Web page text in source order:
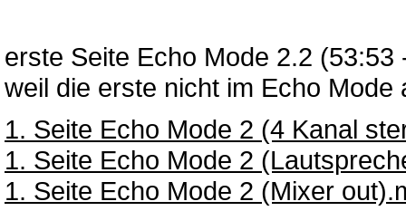
erste Seite Echo Mode 2.2
weil die erste nicht im Echo Mode
1. Seite Echo Mode 2 (4 Kanal
1. Seite Echo Mode 2
1. Seite Echo Mode 2 (Mixer